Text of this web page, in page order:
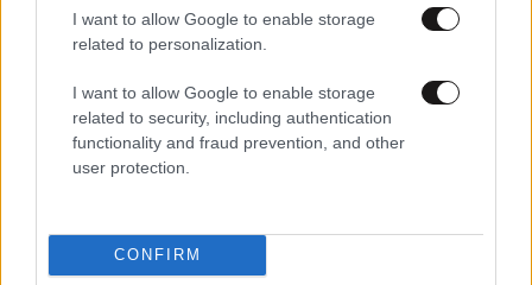
I want to allow Google to enable storage
related to personalization.
I want to allow Google to enable storage
related to security, including authentication
functionality and fraud prevention, and other
user protection.
CONFIRM
"«Για μια ακόμη φορά ο Εγκέφαλος μας ξάφνιασε
Απαντήστε
TRENDING